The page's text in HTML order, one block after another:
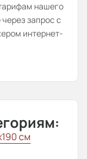
нашего
запрос с
интернет-
см